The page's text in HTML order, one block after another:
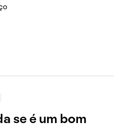
se é um bom